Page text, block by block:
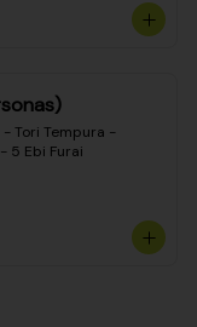
teriyaki - palta -
crema)
- Tori Tempura -
5 Ebi Furai